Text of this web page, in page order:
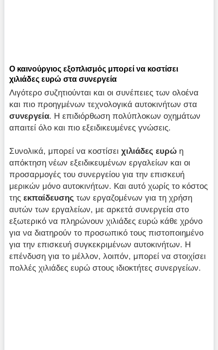
Ο καινούργιος εξοπλισμός μπορεί να κοστίσει
χιλιάδες ευρώ στα συνεργεία
Λιγότερο συζητιούνται και οι συνέπειες των ολοένα
και πιο προηγμένων τεχνολογικά αυτοκινήτων στα
συνεργεία. Η επιδιόρθωση πολύπλοκων οχημάτων
απαιτεί όλο και πιο εξειδικευμένες γνώσεις.
Συνολικά, μπορεί να κοστίσειχιλιάδες ευρώ η
απόκτηση νέων εξειδικευμένων εργαλείων και οι
προσαρμογές του συνεργείου για την επισκευή
μερικών μόνο αυτοκινήτων. Και αυτό χωρίς το κόστος
τηςεκπαίδευσης των εργαζομένων για τη χρήση
αυτών των εργαλείων, με αρκετά συνεργεία στο
εξωτερικό να πληρώνουν χιλιάδες ευρώ κάθε χρόνο
για να διατηρούν το προσωπικό τους πιστοποιημένο
για την επισκευή συγκεκριμένων αυτοκινήτων. Η
επένδυση για το μέλλον, λοιπόν, μπορεί να στοιχίσει
πολλές χιλιάδες ευρώ στους ιδιοκτήτες συνεργείων.